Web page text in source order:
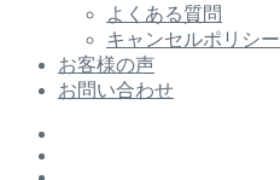
よくある質問
キャンセルポリシー
お客様の声
お問い合わせ